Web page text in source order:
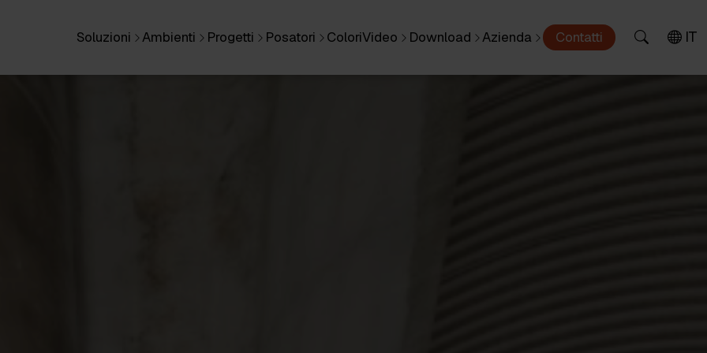
Soluzioni Ambienti Progetti Posatori ColoriVideo Download Azienda Contatti IT